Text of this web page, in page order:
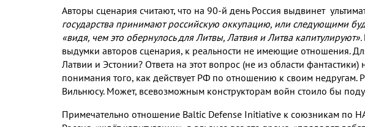
Авторы сценария считают, что на 90-й день Россия выдвинет
государства принимают российскую оккупацию, или следующими
«видя, чем это обернулось для Литвы, Латвия и Литва капитулируют».
выдумки авторов сценария, к реальности не имеющие отношения.
Латвии и Эстонии? Ответа на этот вопрос (не из области фантастики)
понимания того, как действует РФ по отношению к своим недругам.
Вильнюсу. Может, всевозможным конструкторам войн стоило бы
Примечательно отношение Baltic Defense Initiative к союзникам по